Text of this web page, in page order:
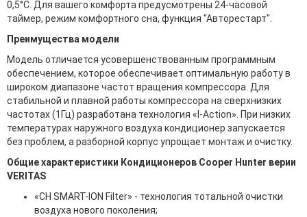
0,5°С. Для вашего комфорта предусмотрены 24-часовой
таймер, режим комфортного сна, функция "Авторестарт".
Преимущества модели
Модель отличается усовершенствованным программным
обеспечением, которое обеспечивает оптимальную работу в
широком диапазоне частот вращения компрессора. Для
стабильной и плавной работы компрессора на сверхнизких
частотах (1Гц) разработана технология «I-Action». При низких
температурах наружного воздуха кондиционер запускается
без проблем, а разборной корпус упрощает монтаж и очистку.
Общие характеристики Кондиционеров Cooper Hunter верии
VERITAS
«CH SMART-ION Filter» - технология тотальной очистки
воздуха нового поколения;